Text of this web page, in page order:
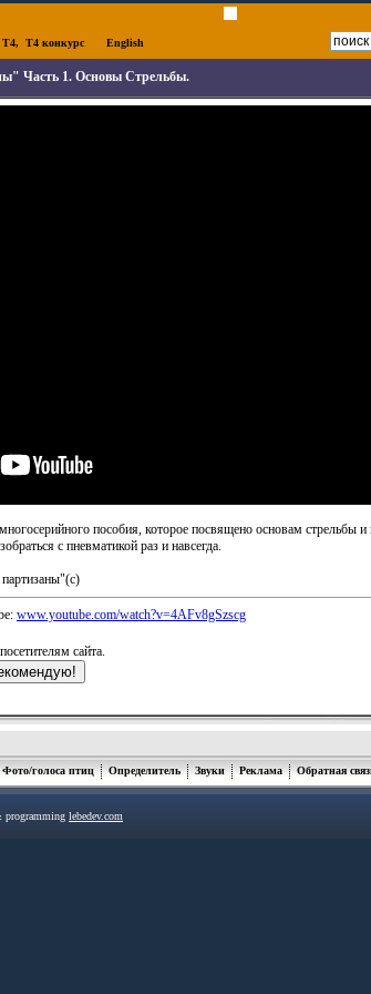
T4, T4 конкурс English
Часть 1. Основы Стрельбы.
пособия, которое посвящено основам стрельбы
с пневматикой раз и навсегда.
www.youtube.com/watch?v=4AFv8gSzscg
сайта.
Фото/голоса птиц Определитель Звуки Реклама Обратная
lebedev.com